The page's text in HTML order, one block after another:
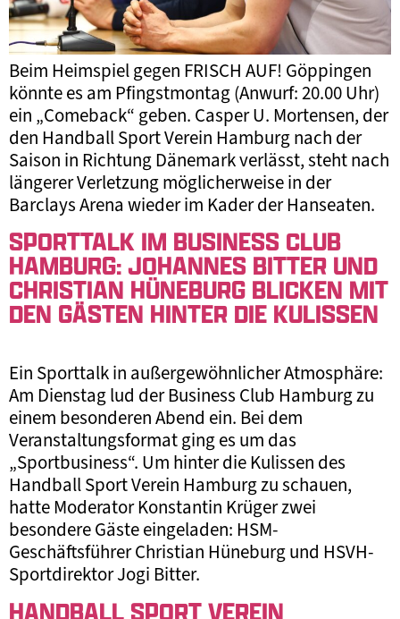
Beim Heimspiel gegen FRISCH AUF! Göppingen
könnte es am Pfingstmontag (Anwurf: 20.00 Uhr)
ein „Comeback“ geben. Casper U. Mortensen, der
den Handball Sport Verein Hamburg nach der
Saison in Richtung Dänemark verlässt, steht nach
längerer Verletzung möglicherweise in der
Barclays Arena wieder im Kader der Hanseaten.
SPORTTALK IM BUSINESS CLUB
HAMBURG: JOHANNES BITTER UND
CHRISTIAN HÜNEBURG BLICKEN MIT
DEN GÄSTEN HINTER DIE KULISSEN
Ein Sporttalk in außergewöhnlicher Atmosphäre:
Am Dienstag lud der Business Club Hamburg zu
einem besonderen Abend ein. Bei dem
Veranstaltungsformat ging es um das
„Sportbusiness“. Um hinter die Kulissen des
Handball Sport Verein Hamburg zu schauen,
hatte Moderator Konstantin Krüger zwei
besondere Gäste eingeladen: HSM-
Geschäftsführer Christian Hüneburg und HSVH-
Sportdirektor Jogi Bitter.
HANDBALL SPORT VEREIN